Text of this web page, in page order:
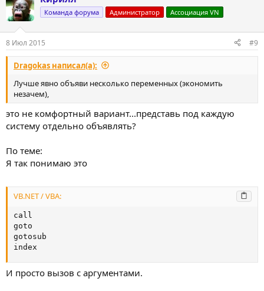
Команда форума Администратор Ассоциация VN
8 Июл 2015 #9
Dragokas написал(а):
Лучше явно объяви несколько переменных (экономить
незачем),
это не комфортный вариант...представь под каждую
систему отдельно объявлять?
По теме:
Я так понимаю это
VB.NET / VBA:
call
goto
gotosub
index
И просто вызов с аргументами.